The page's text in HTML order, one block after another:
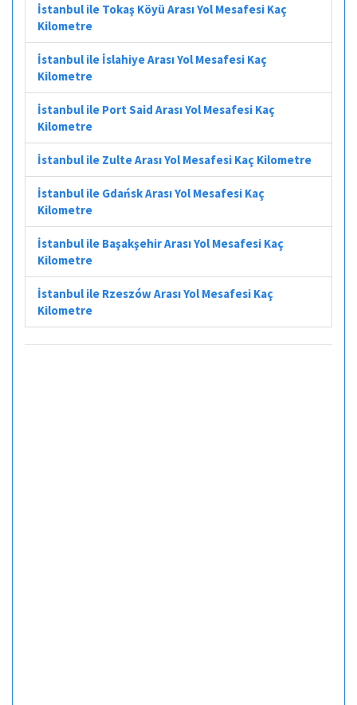
İstanbul ile Tokaş Köyü Arası Yol Mesafesi Kaç
Kilometre
İstanbul ile İslahiye Arası Yol Mesafesi Kaç
Kilometre
İstanbul ile Port Said Arası Yol Mesafesi Kaç
Kilometre
İstanbul ile Zulte Arası Yol Mesafesi Kaç Kilometre
İstanbul ile Gdańsk Arası Yol Mesafesi Kaç
Kilometre
İstanbul ile Başakşehir Arası Yol Mesafesi Kaç
Kilometre
İstanbul ile Rzeszów Arası Yol Mesafesi Kaç
Kilometre